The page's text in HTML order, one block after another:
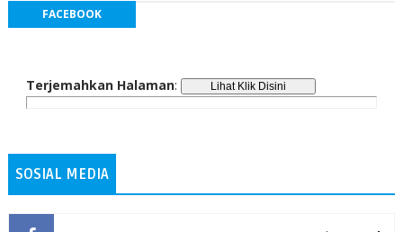
FACEBOOK
Terjemahkan Halaman:
SOSIAL MEDIA